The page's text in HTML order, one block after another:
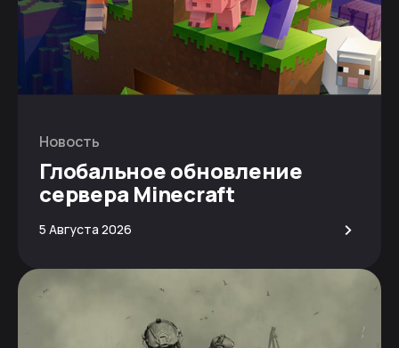
Новость
Глобальное обновление
сервера Minecraft
5 Августа 2026 >